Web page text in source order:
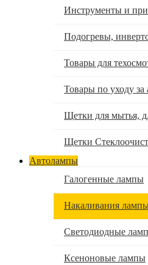
Инструменты и
Подогревы,
Товары для
Товары по уходу за
Щетки для мытья,
Щетки
Автолампы
Галогенные лампы
Накаливания
Светодиодные
Ксеноновые лампы